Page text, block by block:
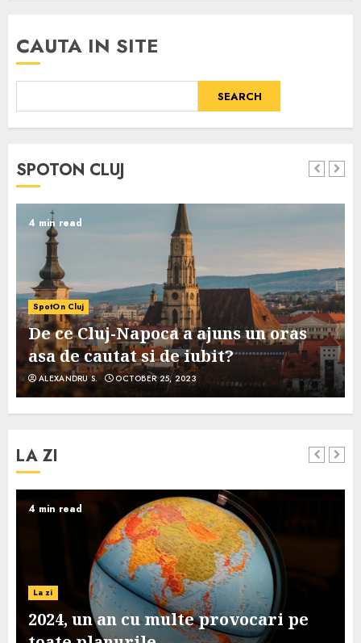
CAUTA IN SITE
SEARCH
SPOTON CLUJ
4 min read
SpotOn Cluj
De ce Cluj-Napoca a ajuns un oras
asa de cautat si de iubit?
ALEXANDRU S. OCTOBER 25, 2023
LA ZI
4 min read
La zi
2024, un an cu multe provocari pe